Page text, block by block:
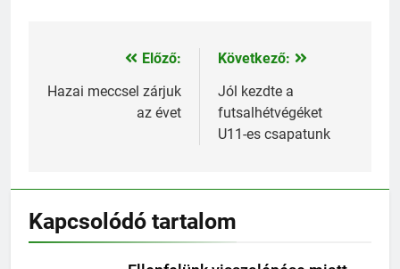
Bejegyzés
navigáció
Előző:
Hazai meccsel zárjuk
az évet
Következő:
Jól kezdte a
futsalhétvégéket
U11-es csapatunk
Kapcsolódó tartalom